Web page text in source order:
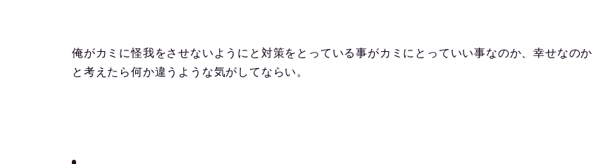
俺がカミに怪我をさせないようにと対策をとっている事がカミにとっていい事なのか、幸せなのか
と考えたら何か違うような気がしてならい。